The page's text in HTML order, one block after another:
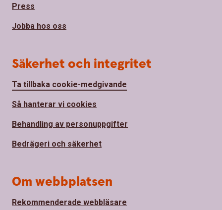
Press
Jobba hos oss
Säkerhet och integritet
Ta tillbaka cookie-medgivande
Så hanterar vi cookies
Behandling av personuppgifter
Bedrägeri och säkerhet
Om webbplatsen
Rekommenderade webbläsare